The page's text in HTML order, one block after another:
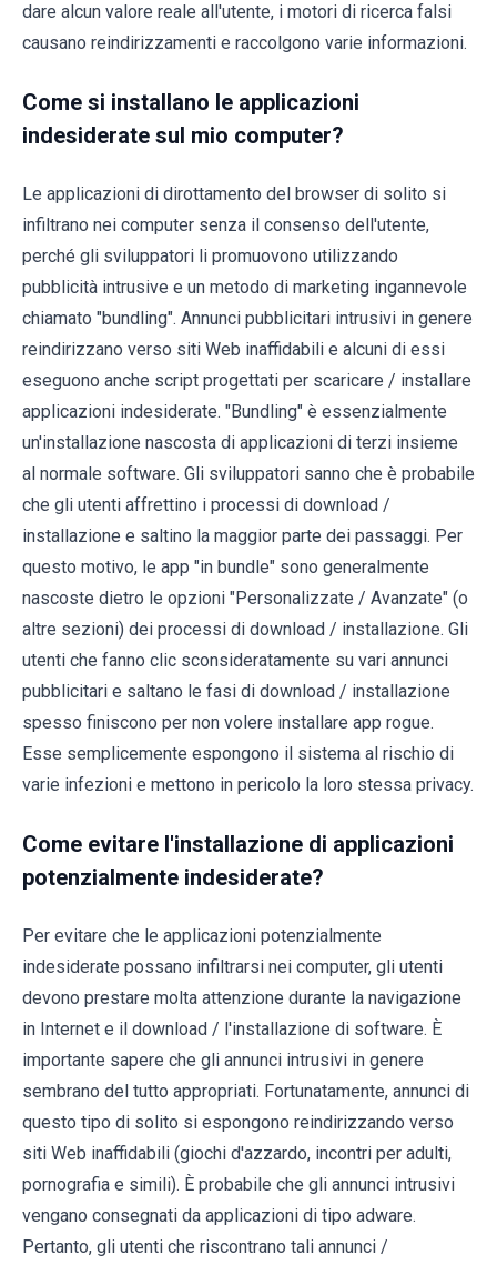
dare alcun valore reale all'utente, i motori di ricerca falsi
causano reindirizzamenti e raccolgono varie informazioni.
Come si installano le applicazioni
indesiderate sul mio computer?
Le applicazioni di dirottamento del browser di solito si
infiltrano nei computer senza il consenso dell'utente,
perché gli sviluppatori li promuovono utilizzando
pubblicità intrusive e un metodo di marketing ingannevole
chiamato "bundling". Annunci pubblicitari intrusivi in genere
reindirizzano verso siti Web inaffidabili e alcuni di essi
eseguono anche script progettati per scaricare / installare
applicazioni indesiderate. "Bundling" è essenzialmente
un'installazione nascosta di applicazioni di terzi insieme
al normale software. Gli sviluppatori sanno che è probabile
che gli utenti affrettino i processi di download /
installazione e saltino la maggior parte dei passaggi. Per
questo motivo, le app "in bundle" sono generalmente
nascoste dietro le opzioni "Personalizzate / Avanzate" (o
altre sezioni) dei processi di download / installazione. Gli
utenti che fanno clic sconsideratamente su vari annunci
pubblicitari e saltano le fasi di download / installazione
spesso finiscono per non volere installare app rogue.
Esse semplicemente espongono il sistema al rischio di
varie infezioni e mettono in pericolo la loro stessa privacy.
Come evitare l'installazione di applicazioni
potenzialmente indesiderate?
Per evitare che le applicazioni potenzialmente
indesiderate possano infiltrarsi nei computer, gli utenti
devono prestare molta attenzione durante la navigazione
in Internet e il download / l'installazione di software. È
importante sapere che gli annunci intrusivi in ​​genere
sembrano del tutto appropriati. Fortunatamente, annunci di
questo tipo di solito si espongono reindirizzando verso
siti Web inaffidabili (giochi d'azzardo, incontri per adulti,
pornografia e simili). È probabile che gli annunci intrusivi
vengano consegnati da applicazioni di tipo adware.
Pertanto, gli utenti che riscontrano tali annunci /